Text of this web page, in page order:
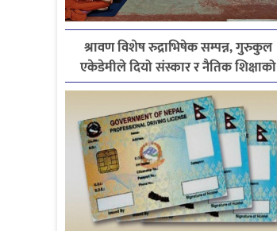
श्रावण विशेष रुद्राभिषेक सम्पन्न, गुरुकुल
एकेडेमीले दियो संस्कार र नैतिक शिक्षाको
सन्देश